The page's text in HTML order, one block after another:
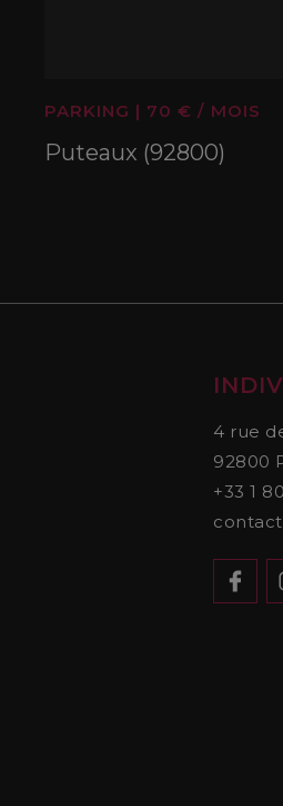
PARKING | 70 € / MOIS
Puteaux (92800)
4 rue
92800
+33 1